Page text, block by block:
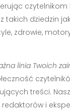
takich dziedzin
zdrowie,
linia Twoich
treści.
i